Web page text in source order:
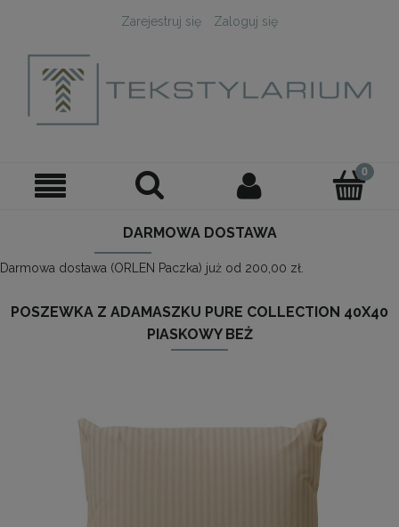
Zarejestruj się Zaloguj się
DARMOWA DOSTAWA
Darmowa dostawa (ORLEN Paczka) już od 200,00 zł.
POSZEWKA Z ADAMASZKU PURE COLLECTION 40X40
PIASKOWY BEŻ